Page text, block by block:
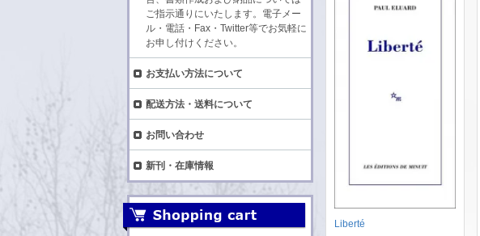
Liberté
ご指示通りにいたします。電子メー
ル・電話・Fax・Twitter等でお気軽に
お申し付けください。
お支払い方法について
配送方法・送料について
お問い合わせ
新刊・在庫情報